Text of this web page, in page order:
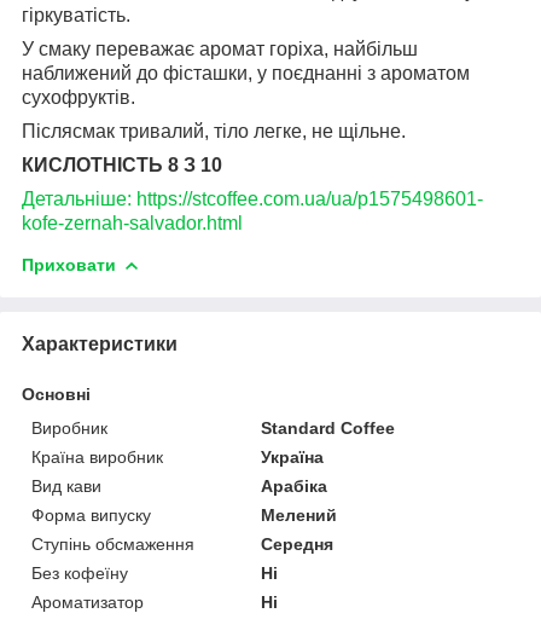
гіркуватість.
У смаку переважає аромат горіха, найбільш
наближений до фісташки, у поєднанні з ароматом
сухофруктів.
Післясмак тривалий, тіло легке, не щільне.
КИСЛОТНІСТЬ 8 З 10
Детальніше: https://stcoffee.com.ua/ua/p1575498601-
kofe-zernah-salvador.html
Приховати
Характеристики
Основні
Виробник
Standard Coffee
Країна виробник
Україна
Вид кави
Арабіка
Форма випуску
Мелений
Ступінь обсмаження
Середня
Без кофеїну
Ні
Ароматизатор
Ні